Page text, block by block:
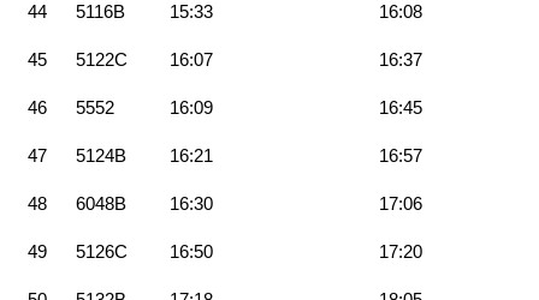
44 5116B 15:33 16:08
45 5122C 16:07 16:37
46 5552 16:09 16:45
47 5124B 16:21 16:57
48 6048B 16:30 17:06
49 5126C 16:50 17:20